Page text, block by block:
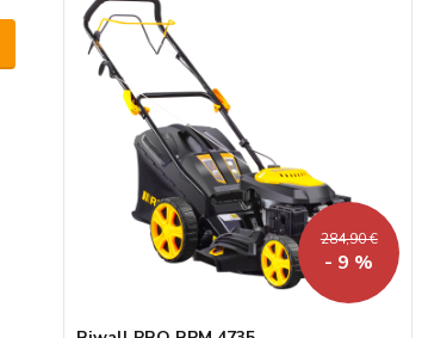
284,90 €
- 9 %